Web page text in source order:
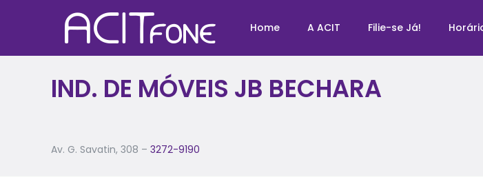
Home A ACIT Filie-se Já!
IND. DE MÓVEIS JB BECHARA
Av. G. Savatin, 308 –3272-9190